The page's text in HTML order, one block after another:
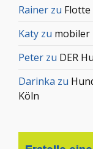
Rainer zu Flotte
Katy zu mobiler
Peter zu DER
Darinka zu
Köln